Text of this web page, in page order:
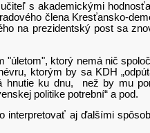
s akademickými
člena Kresťansko-
na prezidentský post sa
ktorý nemá nič
ktorým by sa KDH
ku dnu, než by mu
politike potrební“ a pod.
aj ďalšími